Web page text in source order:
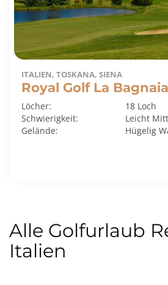
ITALIEN, TOSKANA, SIENA
Royal Golf La Bagnaia
Löcher:
18 Loch
Schwierigkeit:
Leicht
Gelände:
Hügelig
Alle Golfurlaub
Italien